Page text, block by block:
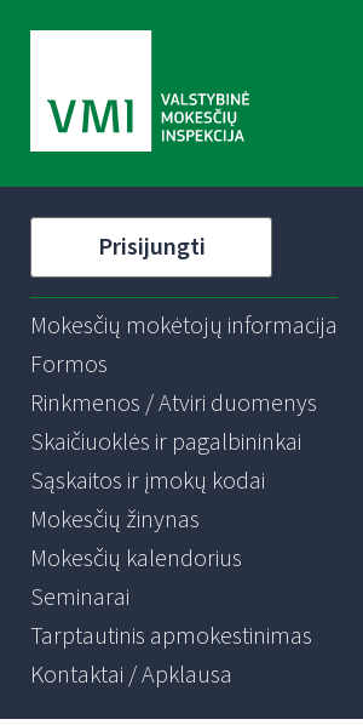
Prisijungti
Mokesčių mokėtojų informacija
Formos
Rinkmenos / Atviri duomenys
Skaičiuoklės ir pagalbininkai
Sąskaitos ir įmokų kodai
Mokesčių žinynas
Mokesčių kalendorius
Seminarai
Tarptautinis apmokestinimas
Kontaktai / Apklausa